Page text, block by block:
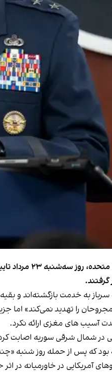
ژنرال
سرباز به خدمت بازگشته‌اند و
را تهدید نمی‌کند» اما
آسیب های مغزی ارائه نکرد.
آمریکایی، به‌عنوان بخشی از ائتلاف بین‌المللی علیه داعش در
بود که پس از حمله روز شنبه
آمریکایی در خاورمیانه در